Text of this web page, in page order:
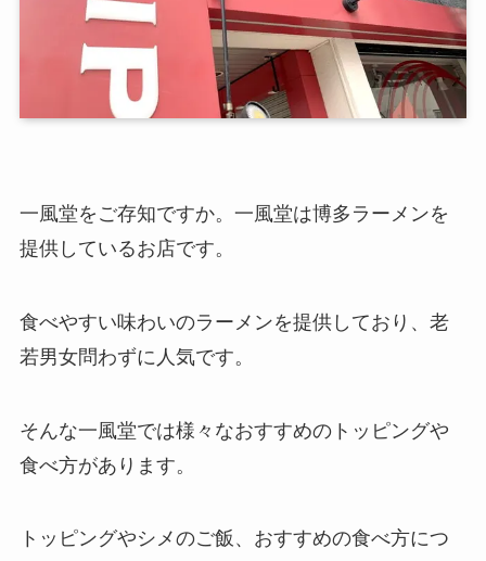
一風堂をご存知ですか。一風堂は博多ラーメンを
提供しているお店です。
食べやすい味わいのラーメンを提供しており、老
若男女問わずに人気です。
そんな一風堂では様々なおすすめのトッピングや
食べ方があります。
トッピングやシメのご飯、おすすめの食べ方につ